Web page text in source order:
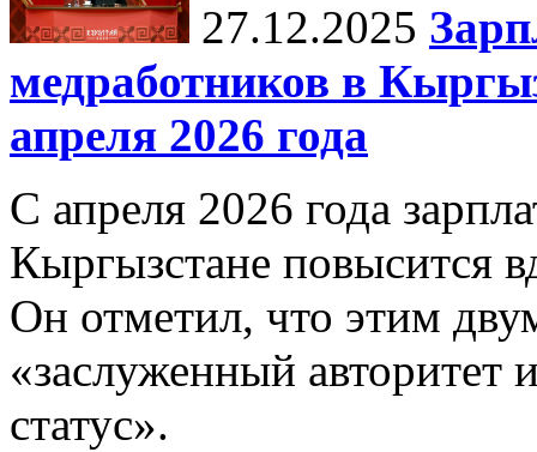
27.12.2025
медработников в
апреля 2026 года
С апреля 2026 года
Кыргызстане повысится
Он отметил, что этим
«заслуженный
статус».